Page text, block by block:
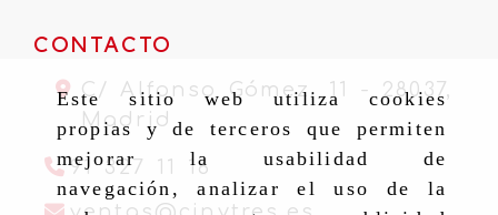
Este sitio web utiliza cookies
propias y de terceros que permiten
mejorar la usabilidad de
navegación, analizar el uso de la
CONTACTO
C/ Alfonso Gómez, 11 - 28037,
Madrid
91 327 11 16
ventas